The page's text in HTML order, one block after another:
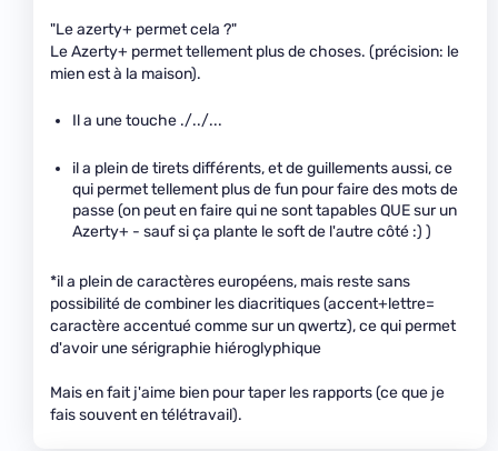
"Le azerty+ permet cela ?"
Le Azerty+ permet tellement plus de choses. (précision: le
mien est à la maison).
Il a une touche ./../...
il a plein de tirets différents, et de guillements aussi, ce
qui permet tellement plus de fun pour faire des mots de
passe (on peut en faire qui ne sont tapables QUE sur un
Azerty+ - sauf si ça plante le soft de l'autre côté :) )
*il a plein de caractères européens, mais reste sans
possibilité de combiner les diacritiques (accent+lettre=
caractère accentué comme sur un qwertz), ce qui permet
d'avoir une sérigraphie hiéroglyphique
Mais en fait j'aime bien pour taper les rapports (ce que je
fais souvent en télétravail).